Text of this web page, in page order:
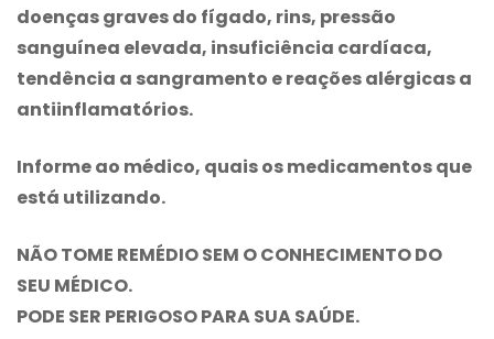
doenças graves do fígado, rins, pressão
sanguínea elevada, insuficiência cardíaca,
tendência a sangramento e reações alérgicas a
antiinflamatórios.
Informe ao médico, quais os medicamentos que
está utilizando.
NÃO TOME REMÉDIO SEM O CONHECIMENTO DO
SEU MÉDICO.
PODE SER PERIGOSO PARA SUA SAÚDE.